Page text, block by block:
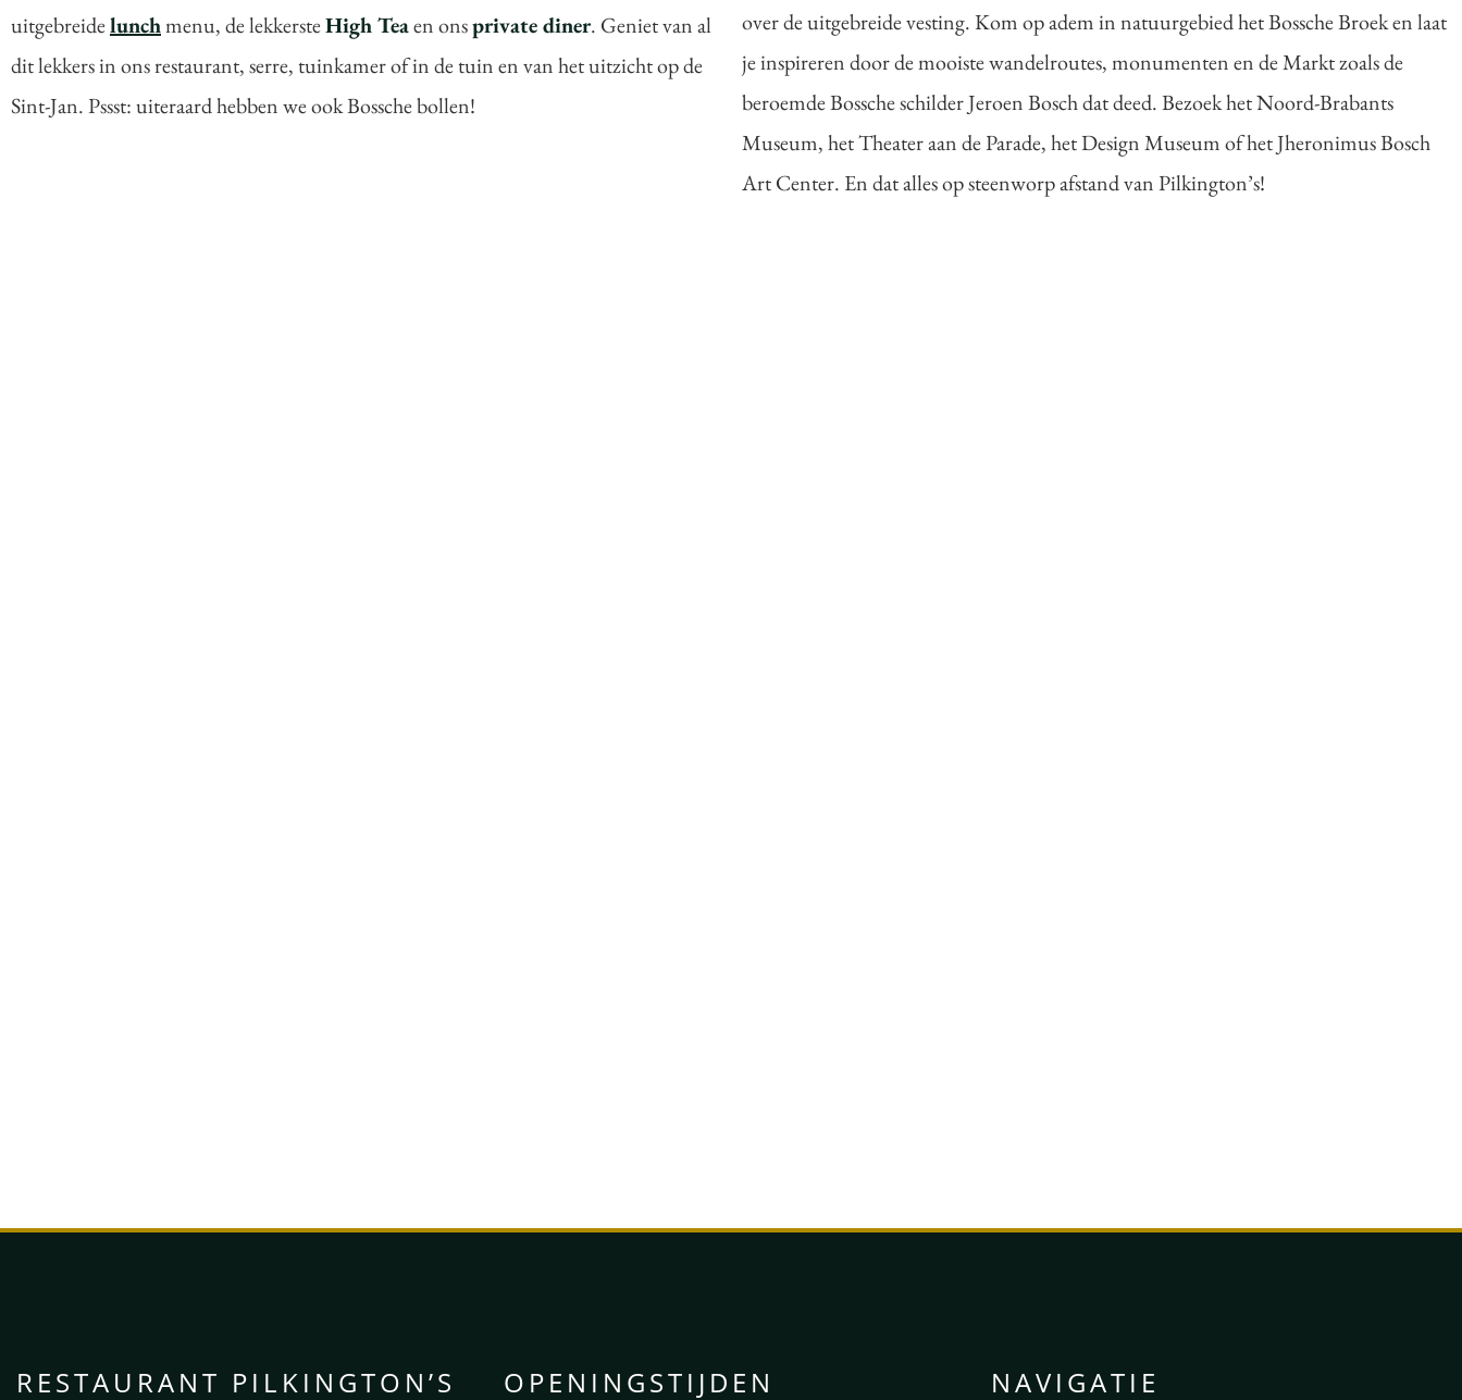
uitgebreidelunchmenu, de lekkersteHigh Teaen onsprivate diner. Geniet van al
dit lekkers in ons restaurant, serre, tuinkamer of in de tuin en van het uitzicht op de
Sint-Jan. Pssst: uiteraard hebben we ook Bossche bollen!
over de uitgebreide vesting. Kom op adem in natuurgebied het Bossche Broek en laat
je inspireren door de mooiste wandelroutes, monumenten en de Markt zoals de
beroemde Bossche schilder Jeroen Bosch dat deed. Bezoek het Noord-Brabants
Museum, het Theater aan de Parade, het Design Museum of het Jheronimus Bosch
Art Center. En dat alles op steenworp afstand van Pilkington’s!
RESTAURANT PILKINGTON’S OPENINGSTIJDEN NAVIGATIE